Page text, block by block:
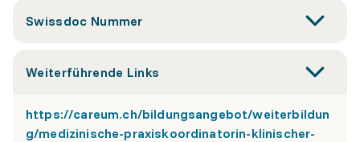
Swissdoc Nummer
Weiterführende Links
https://careum.ch/bildungsangebot/weiterbildun
g/medizinische-praxiskoordinatorin-klinischer-